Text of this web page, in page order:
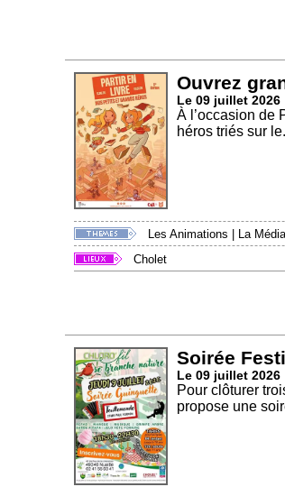
Ouvrez
Le 09 juillet 2026
À l’occasion de
héros triés sur
Les Animations La
Cholet
Soirée
Le 09 juillet 2026
Pour clôturer
propose une